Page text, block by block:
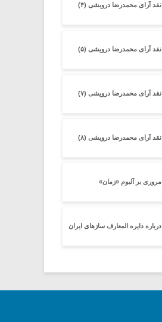
نقد آرای محمدرضا درویشی (۴)
نقد آرای محمدرضا درویشی (۵)
نقد آرای محمدرضا درویشی (۷)
نقد آرای محمدرضا درویشی (۸)
مروری بر آلبوم «زمان»
درباره دایره المعارف سازهای ایران